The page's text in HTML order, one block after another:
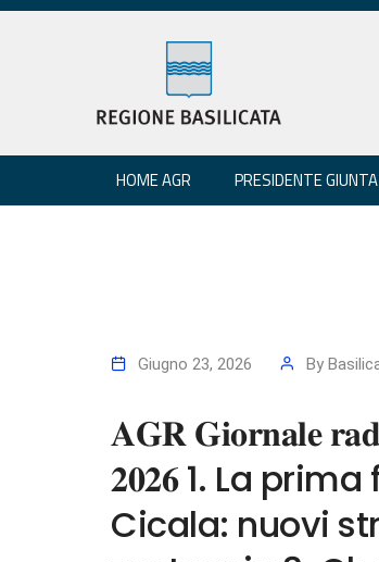
HOME AGR PRESIDENTE GIUNTA
Giugno 23, 2026 By
𝐀𝐆𝐑 𝐆𝐢𝐨𝐫𝐧𝐚𝐥𝐞
𝟐𝟎𝟐𝟔 1. La
Cicala: nuovi